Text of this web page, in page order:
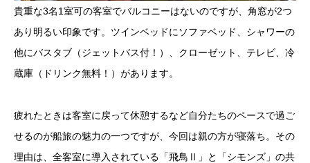
貴重な3名1室可の客室でバルコニーはないのですが、角窓が2つ
あり明るい印象です。ツインベッドにソファベッド、シャワーの
他にバスタブ（ジェットバス付！）、クローゼット、テレビ、冷
蔵庫（ドリンク無料！）があります。
疲れたときは客室に戻って休憩するなど自分たちのペースで過ご
せるのが船旅の魅力の一つですが、今回は親の方が寝落ち。その
理由は、全客室に導入されている「飛鳥Ⅱ」と「シモンズ」の共